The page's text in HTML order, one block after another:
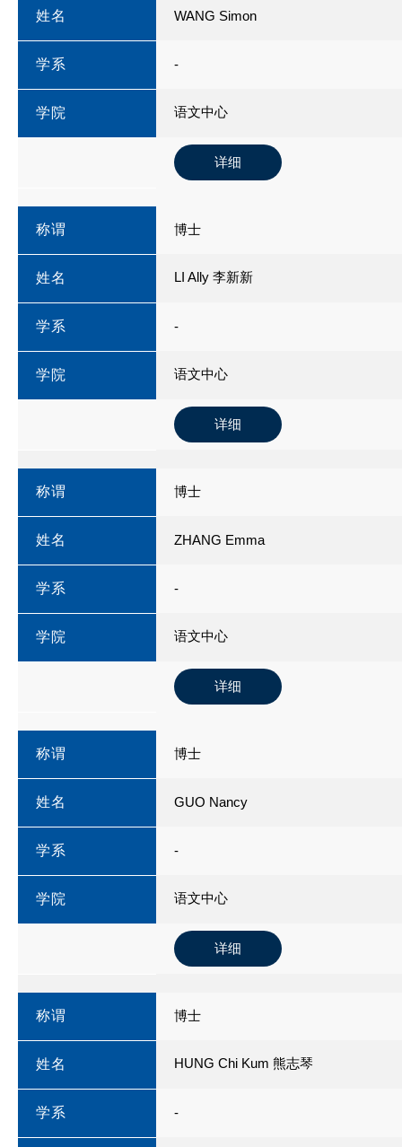
姓名 WANG Simon
学系 -
学院 语文中心
详细
称谓 博士
姓名 LI Ally 李新新
学系 -
学院 语文中心
详细
称谓 博士
姓名 ZHANG Emma
学系 -
学院 语文中心
详细
称谓 博士
姓名 GUO Nancy
学系 -
学院 语文中心
详细
称谓 博士
姓名 HUNG Chi Kum 熊志琴
学系 -